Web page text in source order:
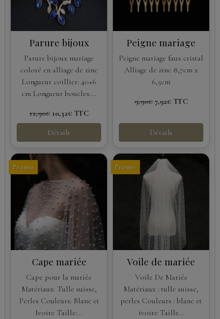
Parure bijoux
Parure bijoux mariage
coloré en alliage de zinc
Longueur coillier: 40+6
cm Longueur boucles:...
12,90€ 10,32€ TTC
Détails
Peigne mariage
Peigne mariage faux cristal
Alliage de zinc 8,7cm x
6,5cm
9,90€ 7,92€ TTC
Détails
Promo
Cape mariée
Cape pour la mariée
Matériaux: Tulle suisse,
Perles Couleurs: Blanc et
Ivoire Taille:...
Promo
Voile de mariée
Voile De Mariée
Matériaux : tulle suisse,
perles Couleurs : blanc et
ivoire Taille...